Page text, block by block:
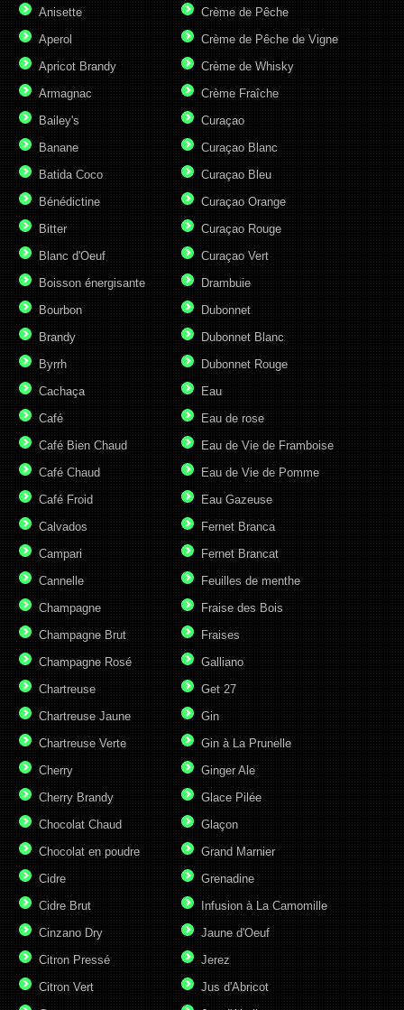
Anisette
Aperol
Apricot Brandy
Armagnac
Bailey's
Banane
Batida Coco
Bénédictine
Bitter
Blanc d'Oeuf
Boisson énergisante
Bourbon
Brandy
Byrrh
Cachaça
Café
Café Bien Chaud
Café Chaud
Café Froid
Calvados
Campari
Cannelle
Champagne
Champagne Brut
Champagne Rosé
Chartreuse
Chartreuse Jaune
Chartreuse Verte
Cherry
Cherry Brandy
Chocolat Chaud
Chocolat en poudre
Cidre
Cidre Brut
Cinzano Dry
Citron Pressé
Citron Vert
Crème de Pêche
Crème de Pêche de Vigne
Crème de Whisky
Crème Fraîche
Curaçao
Curaçao Blanc
Curaçao Bleu
Curaçao Orange
Curaçao Rouge
Curaçao Vert
Drambuie
Dubonnet
Dubonnet Blanc
Dubonnet Rouge
Eau
Eau de rose
Eau de Vie de Framboise
Eau de Vie de Pomme
Eau Gazeuse
Fernet Branca
Fernet Brancat
Feuilles de menthe
Fraise des Bois
Fraises
Galliano
Get 27
Gin
Gin à La Prunelle
Ginger Ale
Glace Pilée
Glaçon
Grand Marnier
Grenadine
Infusion à La Camomille
Jaune d'Oeuf
Jerez
Jus d'Abricot